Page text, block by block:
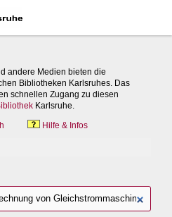
andere Medien bieten die
Bibliotheken Karlsruhes. Das
schnellen Zugang zu diesen
Karlsruhe.
Hilfe & Infos